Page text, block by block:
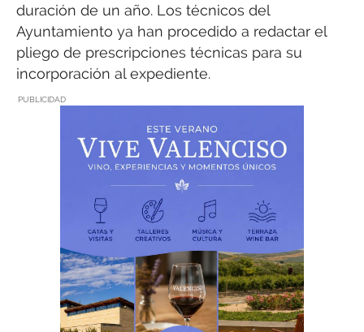
duración de un año. Los técnicos del
Ayuntamiento ya han procedido a redactar el
pliego de prescripciones técnicas para su
incorporación al expediente.
PUBLICIDAD